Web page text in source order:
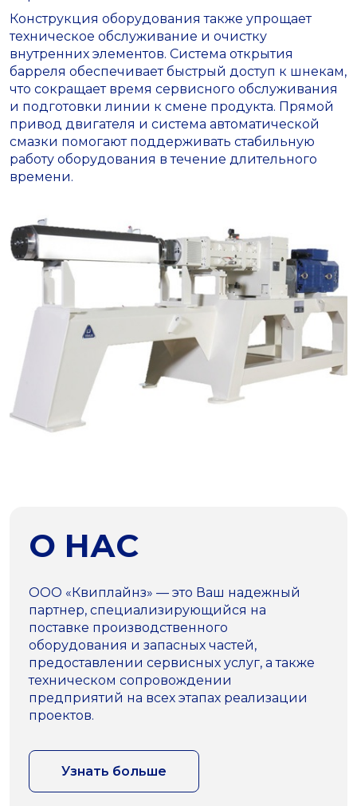
Конструкция оборудования также упрощает
техническое обслуживание и очистку
внутренних элементов. Система открытия
барреля обеспечивает быстрый доступ к шнекам,
что сокращает время сервисного обслуживания
и подготовки линии к смене продукта. Прямой
привод двигателя и система автоматической
смазки помогают поддерживать стабильную
работу оборудования в течение длительного
времени.
О НАС
ООО «Квиплайнз» — это Ваш надежный
партнер, специализирующийся на
поставке производственного
оборудования и запасных частей,
предоставлении сервисных услуг, а также
техническом сопровождении
предприятий на всех этапах реализации
проектов.
Узнать больше